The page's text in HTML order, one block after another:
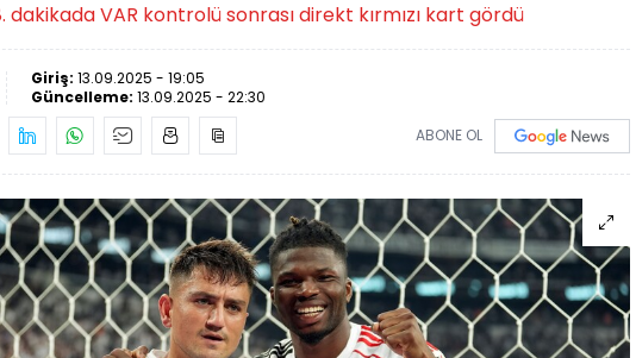
dakikada VAR kontrolü sonrası direkt kırmızı kart gördü
Giriş: 13.09.2025 - 19:05
Güncelleme: 13.09.2025 - 22:30
ABONE OL